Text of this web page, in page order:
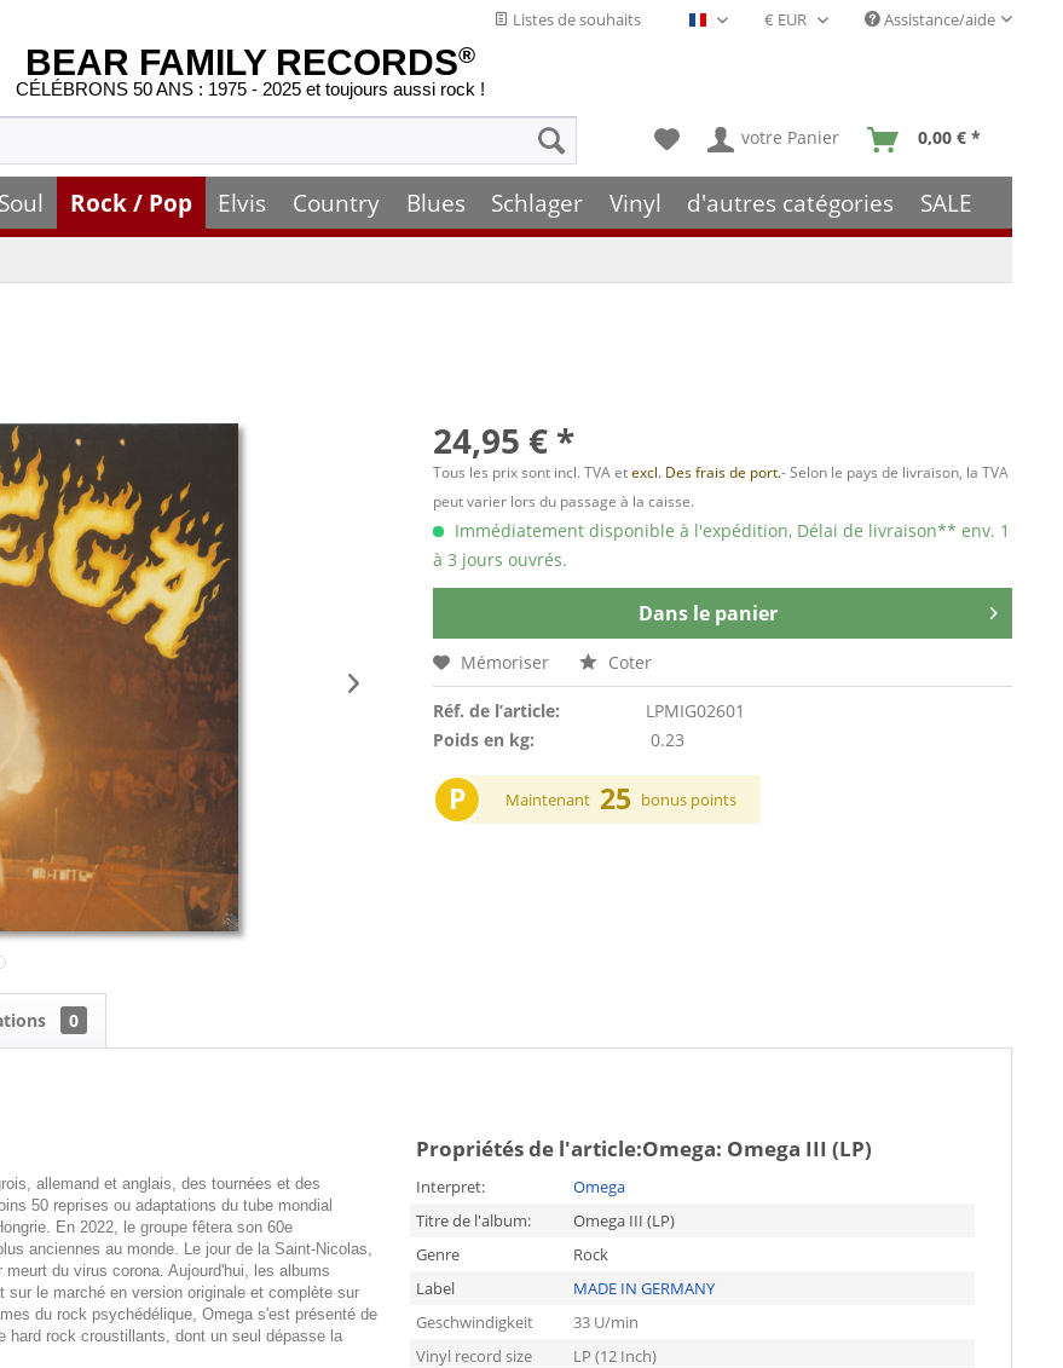
Listes de souhaits Français- FR Assistance/aide
BEAR FAMILY RECORDS®
CÉLÉBRONS 50 ANS : 1975 - 2025 et toujours aussi rock !
votre Panier 0,00 € *
Rock / Pop Elvis Country Blues Schlager Vinyl d'autres catégories SALE
24,95 € *
Tous les prix sont incl. TVA etexcl. Des frais de port.- Selon le pays de livraison, la TVA
peut varier lors du passage à la caisse.
Immédiatement disponible à l'expédition, Délai de livraison** env. 1
à 3 jours ouvrés.
Dans le panier
Mémoriser Coter
Réf. de l’article:
LPMIG02601
Poids en kg:
0.23
P Maintenant 25 bonus points
0
allemand et anglais, des tournées et des
50 reprises ou adaptations du tube mondial
En 2022, le groupe fêtera son 60e
anciennes au monde. Le jour de la Saint-Nicolas,
du virus corona. Aujourd'hui, les albums
le marché en version originale et complète sur
du rock psychédélique, Omega s'est présenté de
hard rock croustillants, dont un seul dépasse la
Propriétés de l'article:Omega: Omega III (LP)
Interpret:
Omega
Titre de l'album:
Omega III (LP)
Genre
Rock
Label
MADE IN GERMANY
Geschwindigkeit
33 U/min
Vinyl record size
LP (12 Inch)